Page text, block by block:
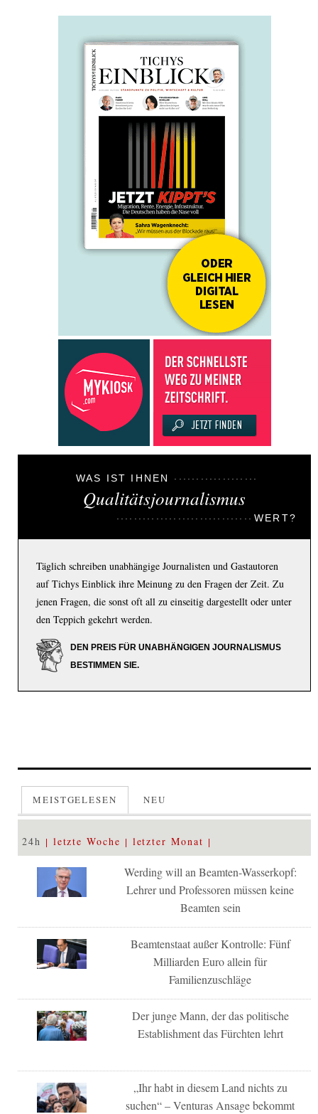
WAS IST IHNEN
Qualitätsjournalismus
WERT?
Täglich schreiben unabhängige Journalisten und Gastautoren
auf Tichys Einblick ihre Meinung zu den Fragen der Zeit. Zu
jenen Fragen, die sonst oft all zu einseitig dargestellt oder unter
den Teppich gekehrt werden.
DEN PREIS FÜR UNABHÄNGIGEN JOURNALISMUS
BESTIMMEN SIE.
MEISTGELESEN NEU
24h letzte Woche letzter Monat
Werding will an Beamten-Wasserkopf:
Lehrer und Professoren müssen keine
Beamten sein
Beamtenstaat außer Kontrolle: Fünf
Milliarden Euro allein für
Familienzuschläge
Der junge Mann, der das politische
Establishment das Fürchten lehrt
„Ihr habt in diesem Land nichts zu
suchen“ – Venturas Ansage bekommt